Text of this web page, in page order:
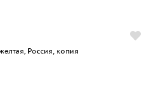
Россия, копия